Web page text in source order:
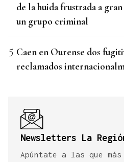
de la huida frustrada a
un grupo criminal
Caen en Ourense dos
reclamados
Newsletters La
Apúntate a las que